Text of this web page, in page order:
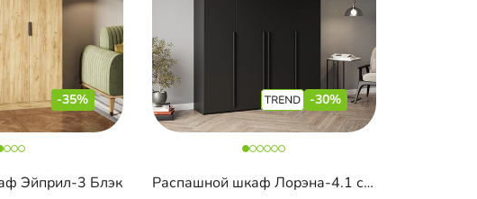
-35%
Эйприл-3 Блэк
-30%
Распашной шкаф Лорэна-4.1 с антресолью